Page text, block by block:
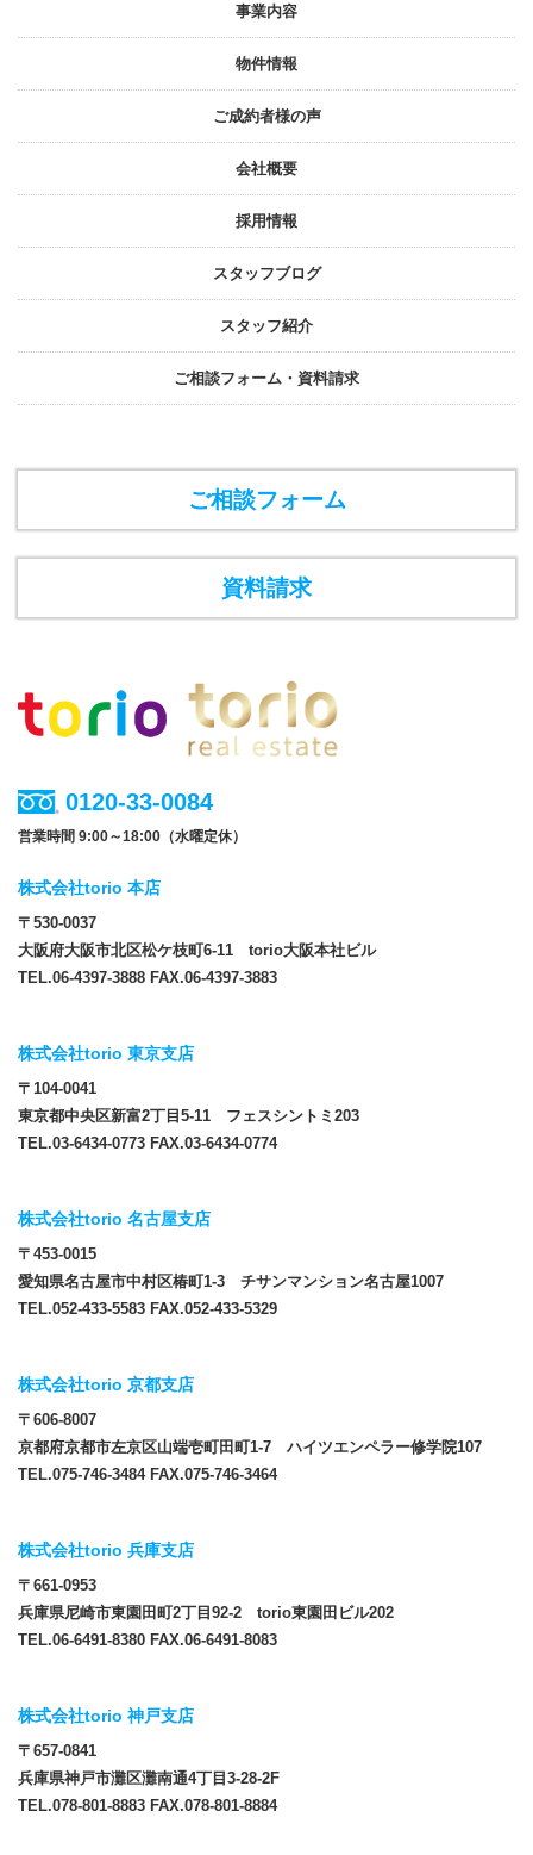
事業内容
物件情報
ご成約者様の声
会社概要
採⽤情報
スタッフブログ
スタッフ紹介
ご相談フォーム・資料請求
ご相談フォーム
資料請求
0120-33-0084
営業時間 9:00～18:00（水曜定休）
株式会社torio 本店
〒530-0037
大阪府大阪市北区松ケ枝町6-11 torio大阪本社ビル
TEL.06-4397-3888 FAX.06-4397-3883
株式会社torio 東京支店
〒104-0041
東京都中央区新富2丁目5-11 フェスシントミ203
TEL.03-6434-0773 FAX.03-6434-0774
株式会社torio 名古屋支店
〒453-0015
愛知県名古屋市中村区椿町1-3 チサンマンション名古屋1007
TEL.052-433-5583 FAX.052-433-5329
株式会社torio 京都支店
〒606-8007
京都府京都市左京区山端壱町田町1-7 ハイツエンペラー修学院107
TEL.075-746-3484 FAX.075-746-3464
株式会社torio 兵庫支店
〒661-0953
兵庫県尼崎市東園田町2丁目92-2 torio東園田ビル202
TEL.06-6491-8380 FAX.06-6491-8083
株式会社torio 神戸支店
〒657-0841
兵庫県神戸市灘区灘南通4丁目3-28-2F
TEL.078-801-8883 FAX.078-801-8884